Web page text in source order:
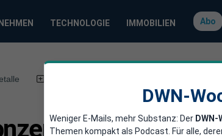
TECHNOLOGIE IMMOBILIEN Abo
überflügeln
DWN-
Weniger E-Mails, mehr Substanz: Der
Themen kompakt als Podcast. Für alle,